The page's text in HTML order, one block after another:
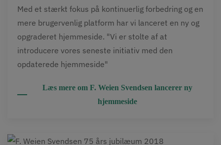
Med et stærkt fokus på kontinuerlig forbedring og en
mere brugervenlig platform har vi lanceret en ny og
opgraderet hjemmeside. "Vi er stolte af at
introducere vores seneste initiativ med den
opdaterede hjemmeside"
Læs mere om F. Weien Svendsen lancerer ny
hjemmeside